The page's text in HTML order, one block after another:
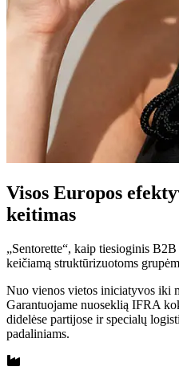
Visos Europos
keitimas
„Sentorette“, kaip tiesioginis
keičiamą struktūrizuotoms
Nuo vienos vietos iniciatyvos iki
Garantuojame nuoseklią IFRA
didelėse partijose ir specialų
padaliniams.